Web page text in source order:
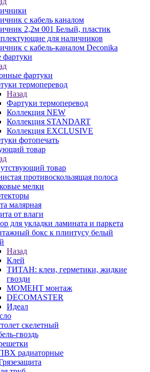
с кабель каналом
2,2м 001 Белый, пластик
для наличников
с кабель-каналом Deconika
фартуки
термоперевод
Назад
Фартуки термоперевод
Коллекция NEW
Коллекция STANDART
Коллекция EXCLUSIVE
фотопечать
товар
товар
противоскользящая полоса
мелки
малярная
от влаги
для укладки ламината и паркета
бокс к плинтусу белый
Назад
Клей
ТИТАН: клеи, герметики, жидкие
гвозди
МОМЕНТ монтаж
DECOMASTER
Идеал
скелетный
гвоздь
радиаторные